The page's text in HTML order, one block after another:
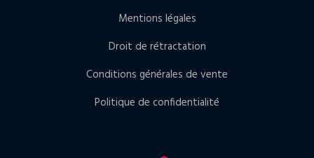
Mentions légales
Droit de rétractation
Conditions générales de vente
Politique de confidentialité